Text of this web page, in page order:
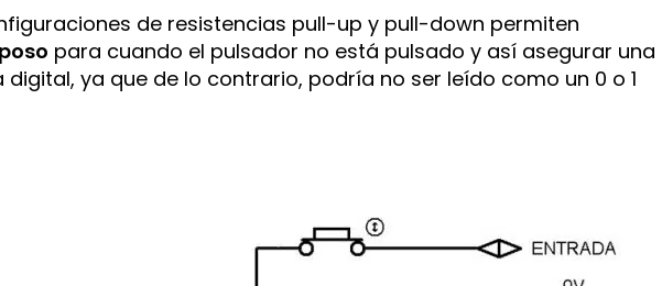
de resistencias pull-up y pull-down permiten
para cuando el pulsador no está pulsado y así asegurar una
ya que de lo contrario, podría no ser leído como un 0 o 1